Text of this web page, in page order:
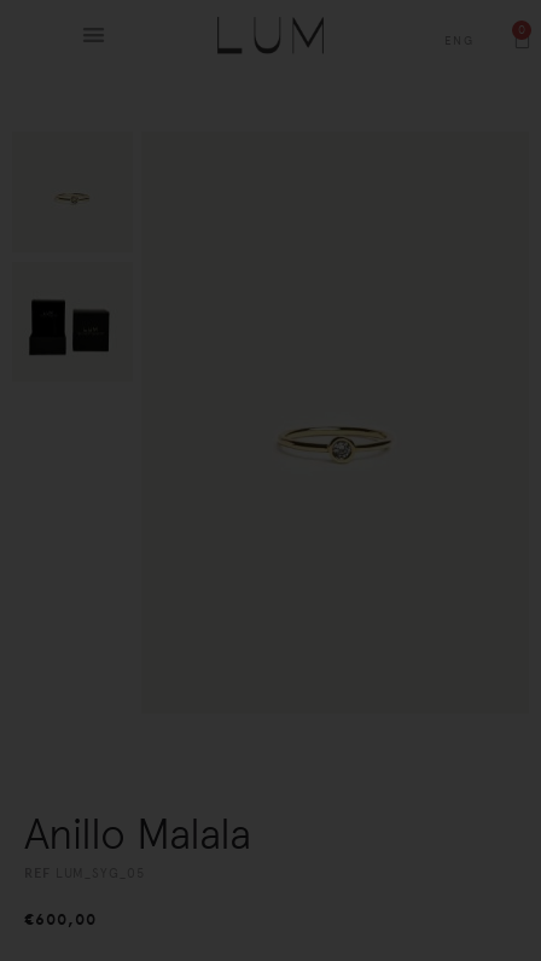
0
Anillo Malala
€600,00